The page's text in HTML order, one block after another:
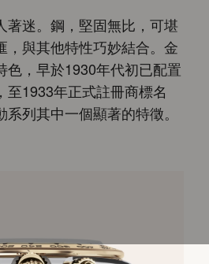
著迷。鋼，堅固無比，可堪
，與其他特性巧妙結合。金
色，早於1930年代初已配置
至1933年正式註冊商標名
列其中一個顯著的特徵。